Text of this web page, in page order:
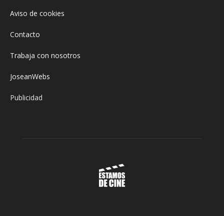
Aviso de cookies
Contacto
Trabaja con nosotros
JoseanWebs
Publicidad